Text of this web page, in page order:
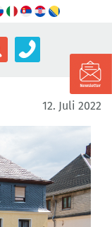
12. Juli 2022